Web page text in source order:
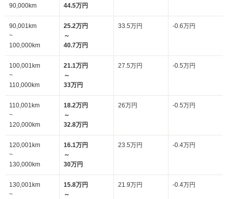
90,000km
44.5万円
90,001km
~
100,000km
25.2万円
～
40.7万円
33.5万円 -0.6万円
100,001km
~
110,000km
21.1万円
～
33万円
27.5万円 -0.5万円
110,001km
~
120,000km
18.2万円
～
32.8万円
26万円 -0.5万円
120,001km
~
130,000km
16.1万円
～
30万円
23.5万円 -0.4万円
130,001km
~
15.8万円
～
21.9万円 -0.4万円